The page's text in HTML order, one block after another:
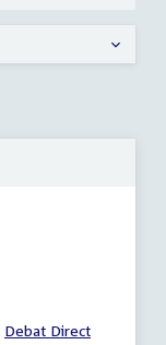
External
Debat Direct